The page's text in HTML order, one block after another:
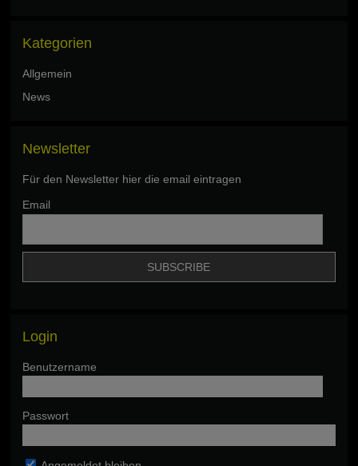
Kategorien
Allgemein
News
Newsletter
Für den Newsletter hier die email eintragen
Email
Login
Benutzername
Passwort